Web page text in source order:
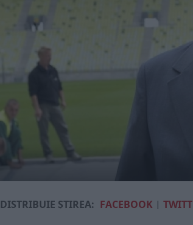
DISTRIBUIE ȘTIREA: FACEBOOK |